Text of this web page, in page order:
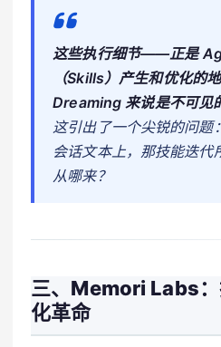
这些执行细节——正是
（Skills）产生和优化
Dreaming 来说是不可见
这引出了一个尖锐的问题
会话文本上，那技能迭代
从哪来？
三、Memori Labs
化革命